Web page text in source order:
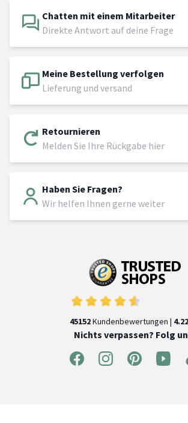
Chatten mit einem Mitarbeiter
Direkte Antwort auf deine Frage
Meine Bestellung verfolgen
Lieferung und versand
Retournieren
Melden Sie Ihre Rückgabe hier
Haben Sie Fragen?
Wir helfen Ihnen gerne weiter
45152Kundenbewertungen | 4.22
Nichts verpassen? Folg